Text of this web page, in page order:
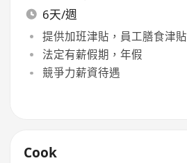
6天/週
提供加班津貼，員工膳食津貼
法定有薪假期，年假
競爭力薪資待遇
Cook